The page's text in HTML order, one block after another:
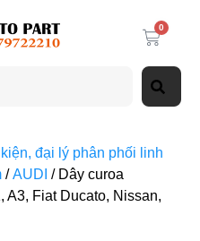
0
đại lý phân phối linh
/AUDI / Dây curoa
A3, Fiat Ducato, Nissan,